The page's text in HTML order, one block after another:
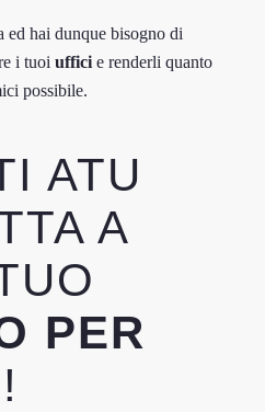
ed hai dunque bisogno di
i tuoi uffici e renderli quanto
possibile.
ATU
A
PER
!